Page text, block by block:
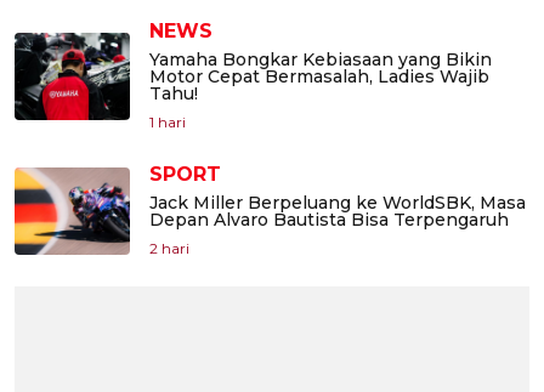
NEWS
Yamaha Bongkar Kebiasaan yang Bikin
Motor Cepat Bermasalah, Ladies Wajib
Tahu!
1 hari
SPORT
Jack Miller Berpeluang ke WorldSBK, Masa
Depan Alvaro Bautista Bisa Terpengaruh
2 hari